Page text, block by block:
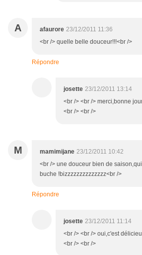
A afaurore 23/12/2011 11:36
<br /> quelle belle douceur!!!<br />
Répondre
josette 23/12/2011 13:14
<br /> <br /> merci,bonne
<br /> <br />
M mamimijane 23/12/2011 10:42
<br /> une douceur bien de
buche !bizzzzzzzzzzzzzz<br />
Répondre
josette 23/12/2011 11:14
<br /> <br /> oui,c'est
<br /> <br />